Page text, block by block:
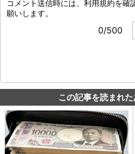
この記事を読まれ